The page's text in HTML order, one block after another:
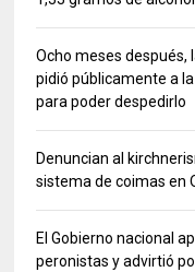
Ocho meses después,
pidió públicamente a
para poder despedirlo
Denuncian al
sistema de coimas en
El Gobierno nacional
peronistas y advirtió